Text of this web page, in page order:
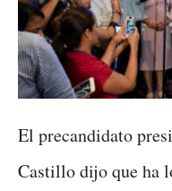
El precandidato
Castillo dijo que ha